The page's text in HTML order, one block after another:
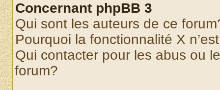
Concernant phpBB 3
Qui sont les auteurs de ce
Pourquoi la fonctionnalité X
Qui contacter pour les abus ou
forum?